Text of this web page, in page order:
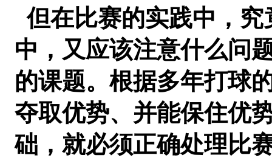
但在比赛的实践中，
中，又应该注意什么问
的课题。根据多年打球
夺取优势、并能保住优
础，就必须正确处理比